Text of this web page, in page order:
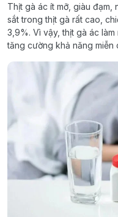
Thịt gà ác ít mỡ, giàu đạm,
sắt trong thịt gà rất cao,
3,9%. Vì vậy, thịt gà ác
tăng cường khả năng